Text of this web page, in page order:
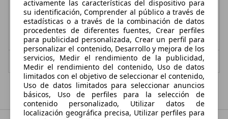
150 kW (204 CV)
Ocasión
- (Propietarios)
Electro/Gasolina
1,9 l/100 km (mixto) 1 - (g/km)
Vendedor,ES-45007 TOLEDO
Mostrar todas las últimas ofertas
activamente las características del dispositivo para
su identificación, Comprender al público a través de
estadísticas o a través de la combinación de datos
procedentes de diferentes fuentes, Crear perfiles
para publicidad personalizada, Crear un perfil para
personalizar el contenido, Desarrollo y mejora de los
servicios, Medir el rendimiento de la publicidad,
Medir el rendimiento del contenido, Uso de datos
limitados con el objetivo de seleccionar el contenido,
Uso de datos limitados para seleccionar anuncios
básicos, Uso de perfiles para la selección de
contenido personalizado, Utilizar datos de
localización geográfica precisa, Utilizar perfiles para